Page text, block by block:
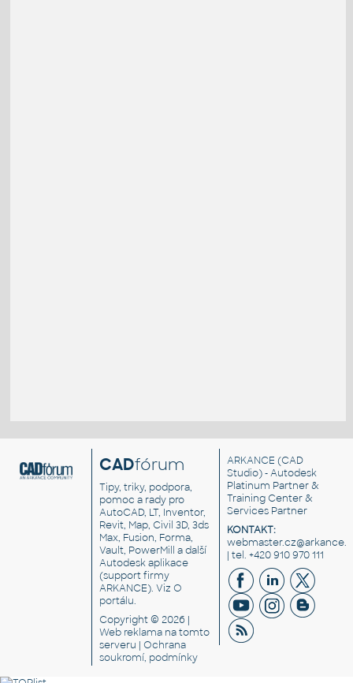
CADfórum
Tipy, triky, podpora,
pomoc a rady pro
AutoCAD, LT, Inventor,
Revit, Map, Civil 3D, 3ds
Max, Fusion, Forma,
Vault, PowerMill a další
Autodesk aplikace
(support firmy
ARKANCE). VizO
portálu.
Copyright © 2026 |
Web reklama na tomto
serveru |Ochrana
soukromí, podmínky
ARKANCE (CAD
Studio) - Autodesk
Platinum Partner &
Training Center &
Services Partner
KONTAKT:
| tel. +420 910 970 111